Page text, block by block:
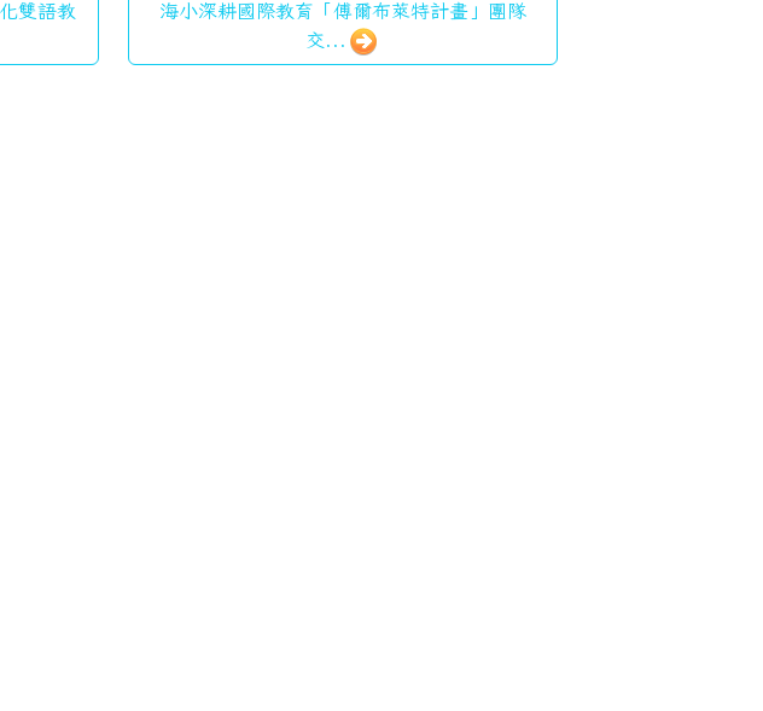
雙語教
海小深耕國際教育「傅爾布萊特計畫」團隊
交...